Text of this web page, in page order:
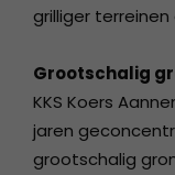
grilliger
Grootschalig
KKS Koers
jaren
grootschalig